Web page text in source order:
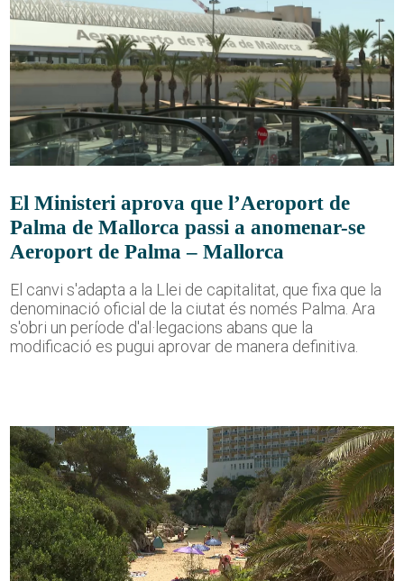
El Ministeri aprova que l’Aeroport de
Palma de Mallorca passi a anomenar-se
Aeroport de Palma – Mallorca
El canvi s'adapta a la Llei de capitalitat, que fixa que la
denominació oficial de la ciutat és només Palma. Ara
s'obri un període d'al·legacions abans que la
modificació es pugui aprovar de manera definitiva.